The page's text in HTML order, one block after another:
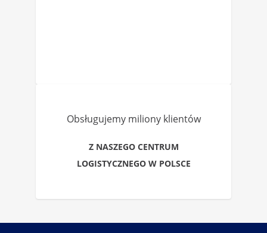
Obsługujemy miliony klientów
Z NASZEGO CENTRUM
LOGISTYCZNEGO W POLSCE